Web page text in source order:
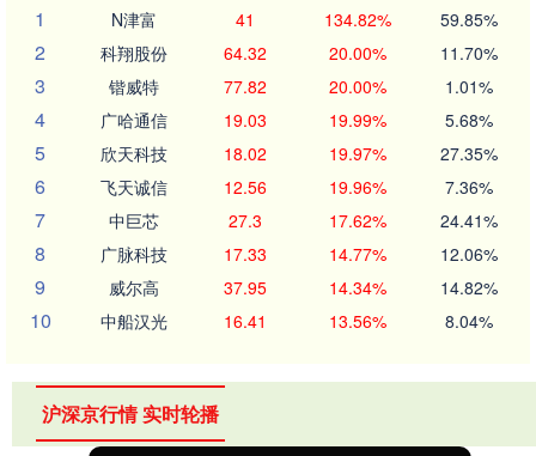
1
N津富 41 134.82% 59.85%
2 科翔股份 64.32 20.00% 11.70%
3 锴威特 77.82 20.00% 1.01%
4 广哈通信 19.03 19.99% 5.68%
5 欣天科技 18.02 19.97% 27.35%
6 飞天诚信 12.56 19.96% 7.36%
7 中巨芯 27.3 17.62% 24.41%
8 广脉科技 17.33 14.77% 12.06%
9 威尔高 37.95 14.34% 14.82%
10 中船汉光 16.41 13.56% 8.04%
沪深京行情 实时轮播